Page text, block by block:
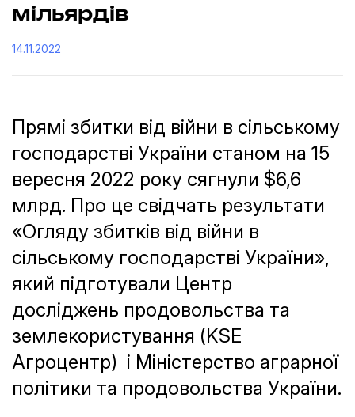
мільярдів
14.11.2022
Прямі збитки від війни в сільському
господарстві України cтаном на 15
вересня 2022 року сягнули $6,6
млрд. Про це свідчать результати
«Огляду збитків від війни в
сільському господарстві України»,
який підготували Центр
досліджень продовольства та
землекористування (KSE
Агроцентр) і Міністерство аграрної
політики та продовольства України.